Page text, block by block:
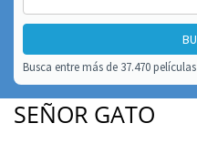
Busca entre más de 37.470 películas
SEÑOR GATO